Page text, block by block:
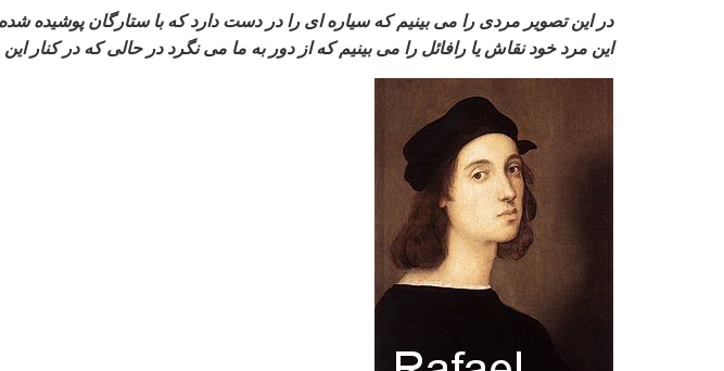
در این تصویر مردی را می بینیم که سیاره ای را در دست دارد که با ستارگان
این مرد خود نقاش یا رافائل را می بینیم که از دور به ما می نگرد در حالی که در کنار